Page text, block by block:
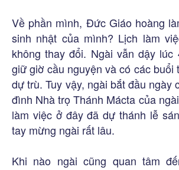
Về phần mình, Đức Giáo hoàng
sinh nhật của mình? Lịch làm
không thay đổi. Ngài vẫn dậy lúc
giữ giờ cầu nguyện và có các buổi
dự trù. Tuy vậy, ngài bắt đầu ngày
đình Nhà trọ Thánh Mácta của
làm việc ở đây đã dự thánh lễ
tay mừng ngài rất lâu.
Khi nào ngài cũng quan tâm